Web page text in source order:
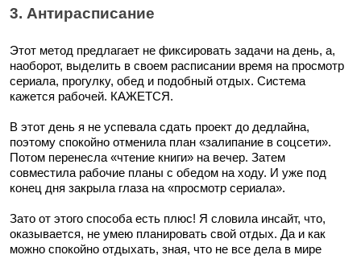
3. Антирасписание
Этот метод предлагает не фиксировать задачи на день, а,
наоборот, выделить в своем расписании время на просмотр
сериала, прогулку, обед и подобный отдых. Система
кажется рабочей. КАЖЕТСЯ.
В этот день я не успевала сдать проект до дедлайна,
поэтому спокойно отменила план «залипание в соцсети».
Потом перенесла «чтение книги» на вечер. Затем
совместила рабочие планы с обедом на ходу. И уже под
конец дня закрыла глаза на «просмотр сериала».
Зато от этого способа есть плюс! Я словила инсайт, что,
оказывается, не умею планировать свой отдых. Да и как
можно спокойно отдыхать, зная, что не все дела в мире